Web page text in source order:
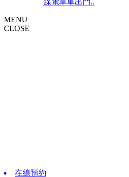
踩電單車出門..
MENU
CLOSE
在線預約